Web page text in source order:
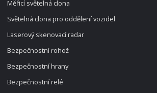
Měřicí světelná clona
Světelná clona pro oddělení vozidel
Laserový skenovací radar
Bezpečnostní rohož
Bezpečnostní hrany
Bezpečnostní relé